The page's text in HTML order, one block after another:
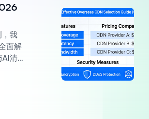
，我
面解
AI清